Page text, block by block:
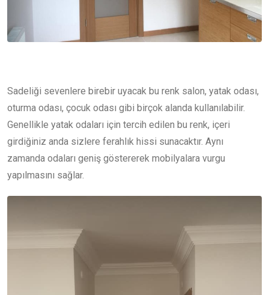
Sadeliği sevenlere birebir uyacak bu renk salon, yatak odası,
oturma odası, çocuk odası gibi birçok alanda kullanılabilir.
Genellikle yatak odaları için tercih edilen bu renk, içeri
girdiğiniz anda sizlere ferahlık hissi sunacaktır. Aynı
zamanda odaları geniş göstererek mobilyalara vurgu
yapılmasını sağlar.